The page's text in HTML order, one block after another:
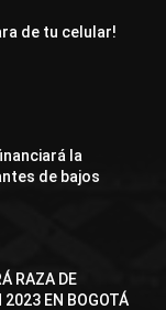
de tu celular!
la
de bajos
RAZA DE
2023 EN BOGOTÁ